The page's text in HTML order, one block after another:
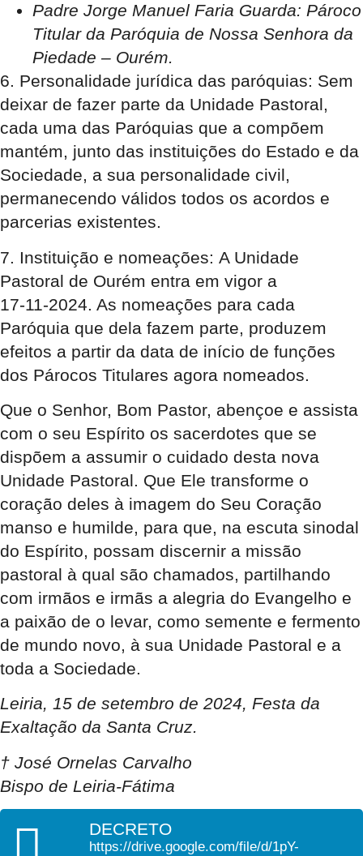
Padre Jorge Manuel Faria Guarda: Pároco
Titular da Paróquia de Nossa Senhora da
Piedade – Ourém.
6. Personalidade jurídica das paróquias: Sem
deixar de fazer parte da Unidade Pastoral,
cada uma das Paróquias que a compõem
mantém, junto das instituições do Estado e da
Sociedade, a sua personalidade civil,
permanecendo válidos todos os acordos e
parcerias existentes.
7. Instituição e nomeações: A Unidade
Pastoral de Ourém entra em vigor a
17-11-2024. As nomeações para cada
Paróquia que dela fazem parte, produzem
efeitos a partir da data de início de funções
dos Párocos Titulares agora nomeados.
Que o Senhor, Bom Pastor, abençoe e assista
com o seu Espírito os sacerdotes que se
dispõem a assumir o cuidado desta nova
Unidade Pastoral. Que Ele transforme o
coração deles à imagem do Seu Coração
manso e humilde, para que, na escuta sinodal
do Espírito, possam discernir a missão
pastoral à qual são chamados, partilhando
com irmãos e irmãs a alegria do Evangelho e
a paixão de o levar, como semente e fermento
de mundo novo, à sua Unidade Pastoral e a
toda a Sociedade.
Leiria, 15 de setembro de 2024, Festa da
Exaltação da Santa Cruz.
† José Ornelas Carvalho
Bispo de Leiria-Fátima
DECRETO
https://drive.google.com/file/d/1pY-